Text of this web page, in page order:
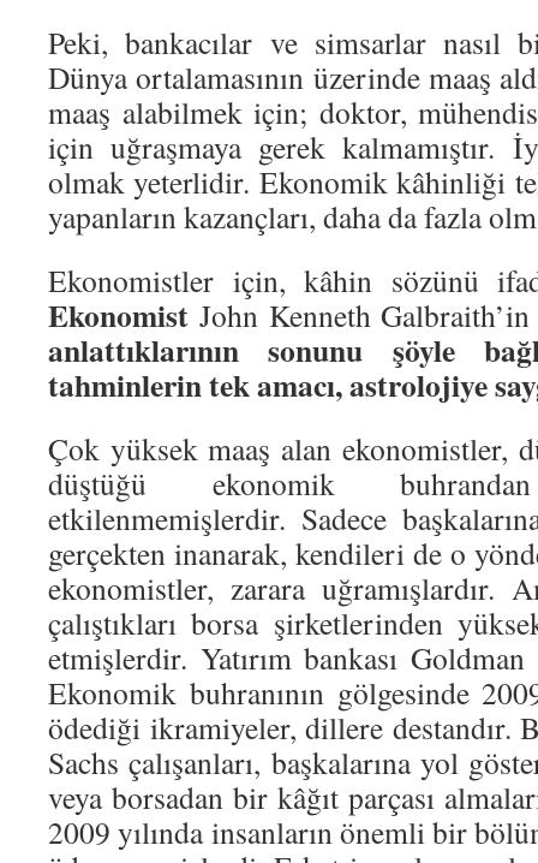
Peki, bankacılar ve simsarlar nasıl
Dünya ortalamasının üzerinde maaş
maaş alabilmek için; doktor,
için uğraşmaya gerek
olmak yeterlidir. Ekonomik kâhinliği
yapanların kazançları, daha da fazla
Ekonomistler için, kâhin sözünü
Ekonomist John Kenneth
anlattıklarının sonunu şöyle
tahminlerin tek amacı, astrolojiye
Çok yüksek maaş alan ekonomistler,
düştüğü ekonomik
etkilenmemişlerdir. Sadece
gerçekten inanarak, kendileri de o
ekonomistler, zarara uğramışlardır.
çalıştıkları borsa şirketlerinden
etmişlerdir. Yatırım bankası
Ekonomik buhranının gölgesinde
ödediği ikramiyeler, dillere
Sachs çalışanları, başkalarına yol
veya borsadan bir kâğıt parçası
2009 yılında insanların önemli bir